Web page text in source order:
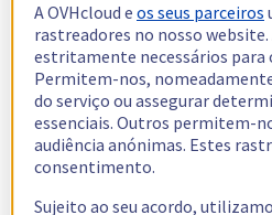
A OVHcloud eos seus parceiros
rastreadores no nosso
estritamente necessários
Permitem-nos,
do serviço ou assegurar
essenciais. Outros permitem-
audiência anónimas. Estes
consentimento.
Sujeito ao seu acordo,